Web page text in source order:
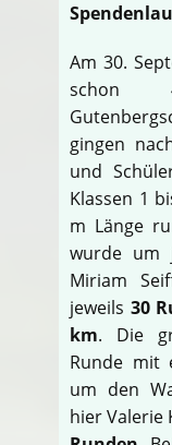
Am 30.
schon
gingen
und
Klassen 1
m Länge
wurde um
Miriam
jeweils 30
km. Die
Runde mit
um den
hier Valerie